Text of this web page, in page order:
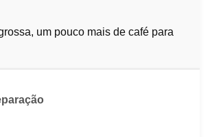
um pouco mais de café para